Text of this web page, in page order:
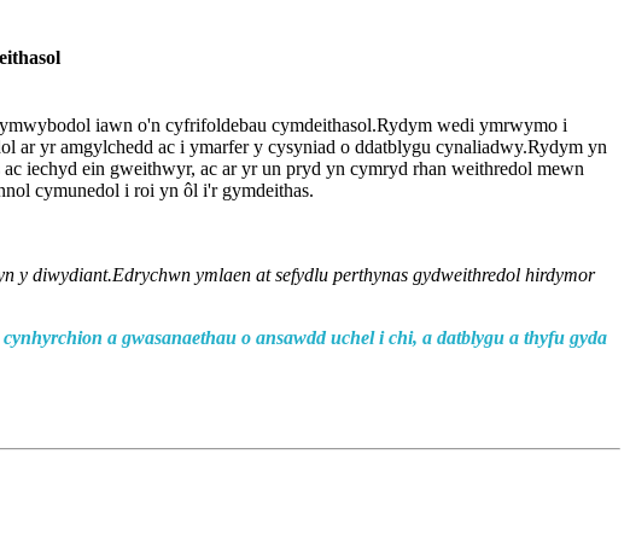
iawn o'n cyfrifoldebau cymdeithasol.Rydym wedi ymrwymo i
ar yr amgylchedd ac i ymarfer y cysyniad o ddatblygu cynaliadwy.Rydym yn
iechyd ein gweithwyr, ac ar yr un pryd yn cymryd rhan weithredol mewn
cymunedol i roi yn ôl i'r gymdeithas.
y diwydiant.Edrychwn ymlaen at sefydlu perthynas gydweithredol hirdymor
a gwasanaethau o ansawdd uchel i chi, a datblygu a thyfu gyda